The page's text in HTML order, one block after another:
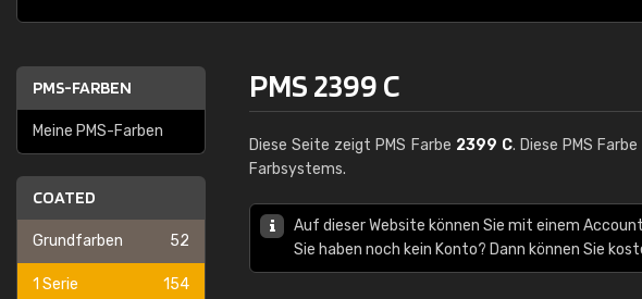
PMS-FARBEN
Meine PMS-Farben
COATED
Grundfarben 52
1 Serie 154
PMS 2399 C
Diese Seite zeigt PMS Farbe 2399 C. Diese PMS
Farbsystems.
Auf dieser Website können Sie mit einem
Sie haben noch kein Konto? Dann können Sie